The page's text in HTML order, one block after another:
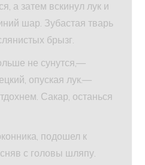
а затем вскинул лук и
шар. Зубастая тварь
брызг.
не сунутся,—
опуская лук.—
Сакар, останься
подошел к
с головы шляпу.